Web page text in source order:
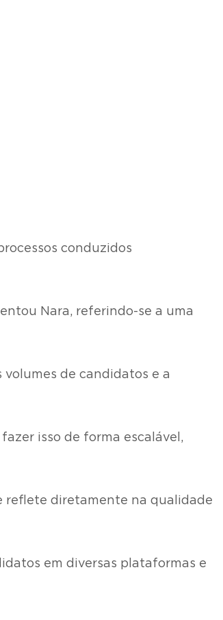
conduzidos
Nara, referindo-se a uma
de candidatos e a
isso de forma escalável,
reflete diretamente na qualidade
em diversas plataformas e